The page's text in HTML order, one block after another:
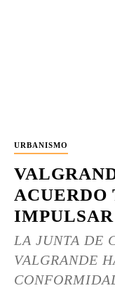
URBANISMO
ACUERDO
LA JUNTA DE
VALGRANDE